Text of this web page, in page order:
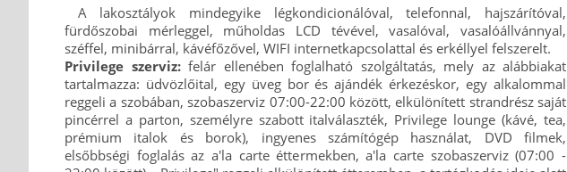
A lakosztályok mindegyike légkondicionálóval, telefonnal, hajszárítóval,
fürdőszobai mérleggel, műholdas LCD tévével, vasalóval, vasalóállvánnyal,
széffel, minibárral, kávéfőzővel, WIFI internetkapcsolattal és erkéllyel felszerelt.
Privilege szerviz:felár ellenében foglalható szolgáltatás, mely az alábbiakat
tartalmazza: üdvözlőital, egy üveg bor és ajándék érkezéskor, egy alkalommal
reggeli a szobában, szobaszerviz 07:00-22:00 között, elkülönített strandrész saját
pincérrel a parton, személyre szabott italválaszték, Privilege lounge (kávé, tea,
prémium italok és borok), ingyenes számítógép használat, DVD filmek,
elsőbbségi foglalás az a'la carte éttermekben, a'la carte szobaszerviz (07:00 -